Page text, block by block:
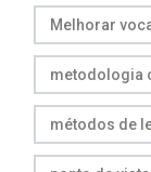
Melhorar
metodologia
métodos de